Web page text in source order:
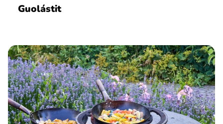
Guolástit